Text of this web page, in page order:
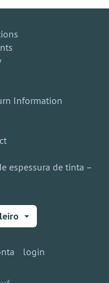
Information
espessura de tinta –
login